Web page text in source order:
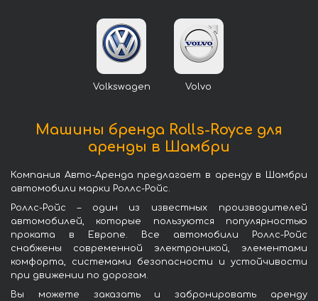
Volkswagen Volvo
Машины бренда Rolls-Royce для
аренды в Шамбри
Компания Авто-Аренда предлагает в аренду в Шамбри
автомобили марки Роллс-Ройс.
Роллс-Ройс – один из известных производителей
автомобилей, которые пользуются популярностью
проката в Европе. Все автомобили Роллс-Ройс
снабжены современной электроникой, элементами
комфорта, системами безопасности и устойчивости
при движении по дорогам.
Вы можете заказать и забронировать аренду